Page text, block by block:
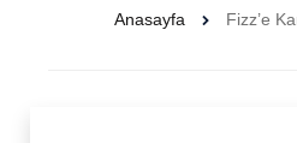
Anasayfa Fizz’e